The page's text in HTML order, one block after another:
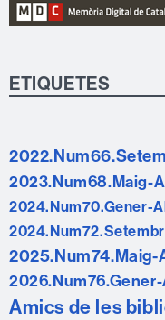
ETIQUETES
2023.Num68.Maig-
2024.Num70.Gener-
2025.Num74.Maig-
Amics de les